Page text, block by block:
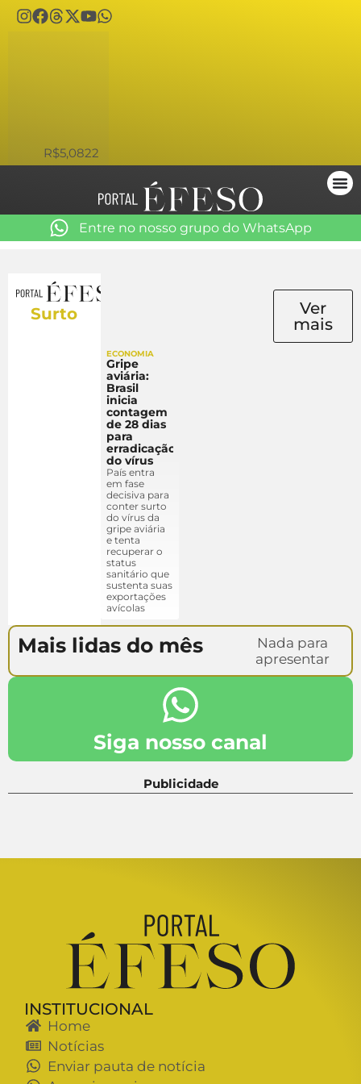
R$5,0822
Entre no nosso grupo do WhatsApp
Surto
ECONOMIA
Gripe
aviária:
Brasil
inicia
contagem
de 28 dias
para
erradicação
do vírus
País entra
em fase
decisiva para
conter surto
do vírus da
gripe aviária
e tenta
recuperar o
status
sanitário que
sustenta suas
exportações
avícolas
Ver
mais
Mais lidas do mês
Nada para
apresentar
Siga nosso canal
Publicidade
INSTITUCIONAL
Home
Notícias
Enviar pauta de notícia